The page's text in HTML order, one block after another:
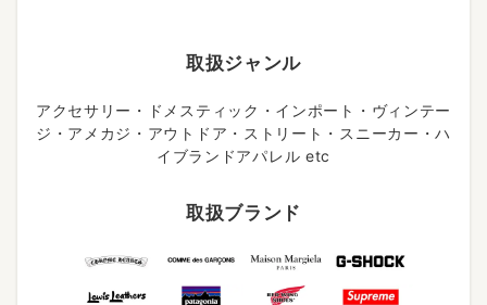
取扱ジャンル
アクセサリー・ドメスティック・インポート・ヴィンテー
ジ・アメカジ・アウトドア・ストリート・スニーカー・ハ
イブランドアパレル etc
取扱ブランド